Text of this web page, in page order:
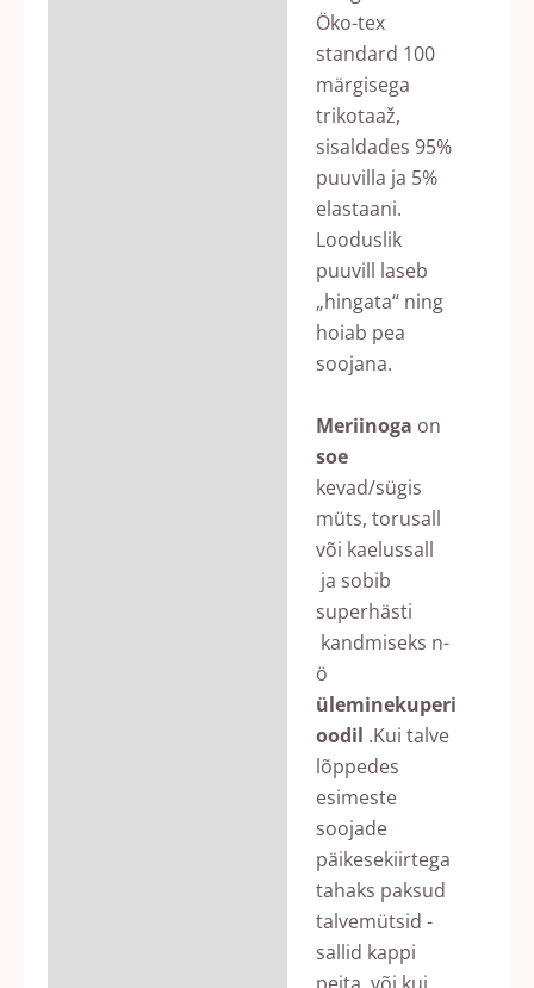
Öko-tex
standard 100
märgisega
trikotaaž,
sisaldades 95%
puuvilla ja 5%
elastaani.
Looduslik
puuvill laseb
„hingata“ ning
hoiab pea
soojana.
Meriinoga on
soe
kevad/sügis
müts, torusall
või kaelussall
ja sobib
superhästi
kandmiseks n-
ö
üleminekuperi
oodil .Kui talve
lõppedes
esimeste
soojade
päikesekiirtega
tahaks paksud
talvemütsid -
sallid kappi